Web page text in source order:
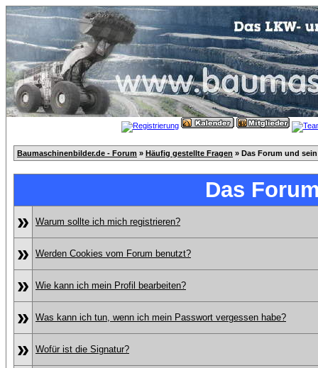
Baumaschinenbilder.de - Forum » Häufig gestellte Fragen » Das Forum und
Das
»
Warum sollte ich mich registrieren?
» Werden Cookies vom Forum benutzt?
» Wie kann ich mein Profil bearbeiten?
» Was kann ich tun, wenn ich mein Passwort vergessen habe?
» Wofür ist die Signatur?